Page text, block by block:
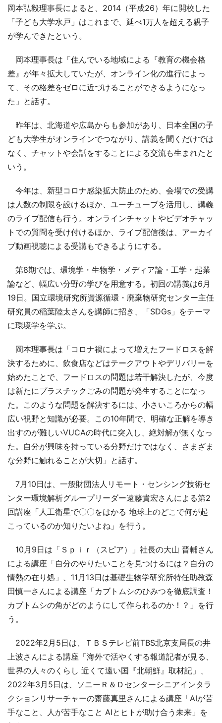
岡本弘毅理事長によると、2014（平成26）年に開校した
「子ども大学水戸」はこれまで、延べ1万人を超える親子
が学んできたという。
岡本理事長は「住んでいる地域による『教育の機会格
差』が年々拡大していたが、オンライン化の進行によっ
て、その格差をゼロに近づけることができるようになっ
た」と話す。
昨年は、北海道や広島からも参加があり、日本全国の子
ども大学生がオンラインでつながり、講義を聞くだけでは
なく、チャットや会話をすることによる交流も生まれたと
いう。
今年は、新型コロナ感染拡大防止のため、会場での受講
は人数の制限を設けるほか、ユーチューブを活用し、講義
のライブ配信も行う。オンラインチャットやビデオチャッ
トでの質問を受け付けるほか、ライブ配信後は、アーカイ
ブ動画視聴による受講もできるようにする。
第8期では、環境学・生物学・メディア論・工学・起業
論など、幅広い分野の学びを用意する。初回の講義は6月
19日。国立環境研究所資源循環・廃棄物研究センター主任
研究員の稲葉陸太さんを講師に招き、「SDGs」をテーマ
に環境学を学ぶ。
岡本理事長は「コロナ禍によって増えたフードロスを解
決するために、飲食店などはテークアウトやデリバリーを
始めたことで、フードロスの問題は若干解決したが、今度
は新たにプラスチックごみの問題が発生することになっ
た。このような問題を解決するには、小さいころからの幅
広い視野と知識が必要。この10年間で、明確な正解を導き
出すのが難しいVUCAの時代に突入し、絶対解が無くなっ
た。自分が興味を持っている分野だけではなく、さまざま
な分野に触れることが大切」と話す。
7月10日は、一般財団法人リモート・センシング技術セ
ンター環境解析グループリーダー遠藤貴宏さんによる第2
回講座「人工衛星で〇〇をはかる 地球上のどこで何が起
こっているのか知りたいよね」を行う。
10月9日は「Ｓｐｉｒ（スピア）」社長の大山 晋輔さん
による講座「自分のやりたいことを見つけるには？自分の
情熱の在り処」、11月13日は基礎生物学研究所特任助教森
田慎一さんによる講座「カブトムシのひみつを徹底調査！
カブトムシの角がどのようにして作られるのか！？」を行
う。
2022年2月5日は、ＴＢＳテレビ前TBS北京支局長の井
上波さんによる講座「海外で活やくする報道記者が見る、
世界の人々のくらし 近くて遠い国『北朝鮮』取材記」、
2022年3月5日は、ソニーＲ＆Ｄセンターシニアインタラ
クションリサーチャーの齋藤真里さんによる講座「AIが苦
手なこと、人が苦手なこと AIとヒトが助け合う未来」を